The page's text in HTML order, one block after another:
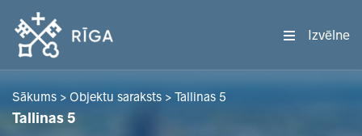
Izvēlne
Sākums > Objektu saraksts > Tallinas 5
Tallinas 5